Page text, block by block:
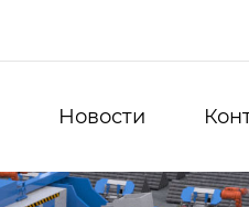
Новости